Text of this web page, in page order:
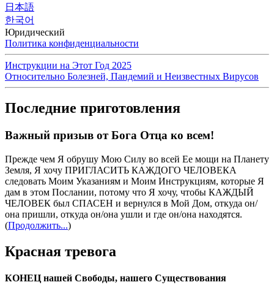
日本語
한국어
Юридический
Политика конфиденциальности
Инструкции на Этот Год 2025
Относительно Болезней, Пандемий и Неизвестных Вирусов
Последние приготовления
Важный призыв от Бога Отца ко всем!
Прежде чем Я обрушу Мою Силу во всей Ее мощи на Планету
Земля, Я хочу ПРИГЛАСИТЬ КАЖДОГО ЧЕЛОВЕКА
следовать Моим Указаниям и Моим Инструкциям, которые Я
дам в этом Послании, потому что Я хочу, чтобы КАЖДЫЙ
ЧЕЛОВЕК был СПАСЕН и вернулся в Мой Дом, откуда он/
она пришли, откуда он/она ушли и где он/она находятся.
(Продолжить...)
Красная тревога
КОНЕЦ нашей Свободы, нашего Существования